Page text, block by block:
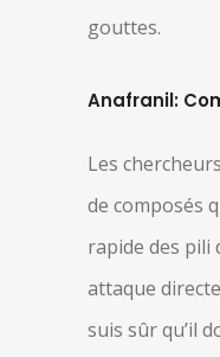
gouttes.
Anafranil:
Les
de composés
rapide des pili
attaque
suis sûr qu’il